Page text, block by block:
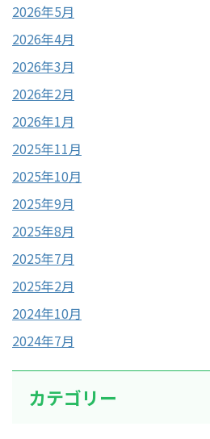
2026年5月
2026年4月
2026年3月
2026年2月
2026年1月
2025年11月
2025年10月
2025年9月
2025年8月
2025年7月
2025年2月
2024年10月
2024年7月
カテゴリー